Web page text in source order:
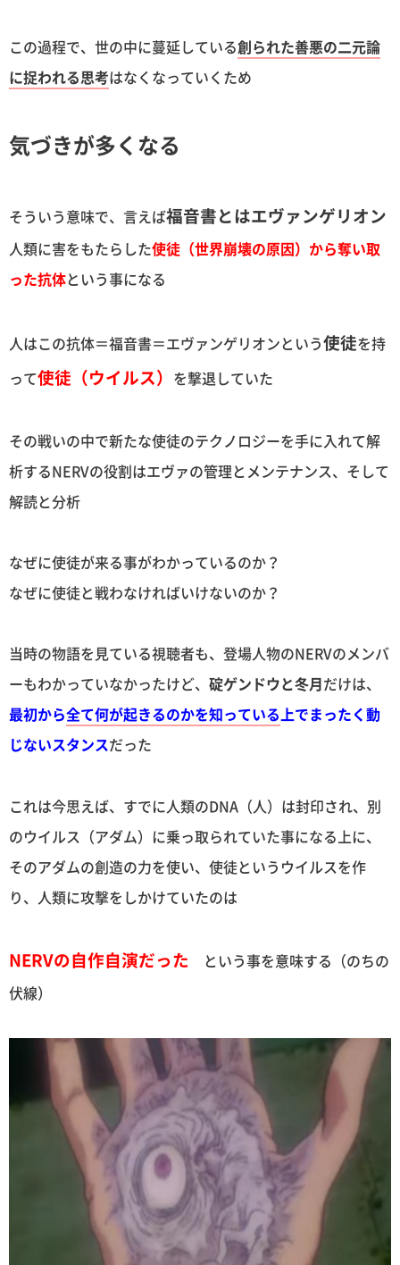
この過程で、世の中に蔓延している創られた善悪の二元論
に捉われる思考はなくなっていくため
気づきが多くなる
そういう意味で、言えば福音書とはエヴァンゲリオン
人類に害をもたらした使徒（世界崩壊の原因）から奪い取
った抗体という事になる
人はこの抗体＝福音書＝エヴァンゲリオンという使徒を持
って使徒（ウイルス） を撃退していた
その戦いの中で新たな使徒のテクノロジーを手に入れて解
析するNERVの役割はエヴァの管理とメンテナンス、そして
解読と分析
なぜに使徒が来る事がわかっているのか？
なぜに使徒と戦わなければいけないのか？
当時の物語を見ている視聴者も、登場人物のNERVのメンバ
ーもわかっていなかったけど、 碇ゲンドウと冬月だけは、
最初から全て何が起きるのかを知っている上でまったく動
じないスタンスだった
これは今思えば、すでに人類のDNA（人）は封印され、別
のウイルス（アダム）に乗っ取られていた事になる上に、
そのアダムの創造の力を使い、使徒というウイルスを作
り、人類に攻撃をしかけていたのは
NERVの自作自演だった という事を意味する（のちの
伏線）